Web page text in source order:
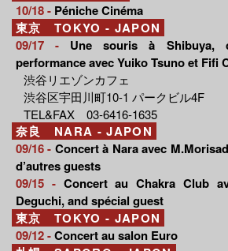
10/18 - Péniche Cinéma
東京 TOKYO - JAPON
09/17 - Une souris à Shibuya,
performance avec Yuiko Tsuno et Fifi
渋谷リエゾンカフェ
渋谷区宇田川町10-1 パークビル4F
TEL&FAX 03-6416-1635
奈良 NARA - JAPON
09/16 - Concert à Nara avec
d’autres guests
09/15 - Concert au Chakra Club
Deguchi, and spécial guest
東京 TOKYO - JAPON
09/12 -Concert au salon Euro